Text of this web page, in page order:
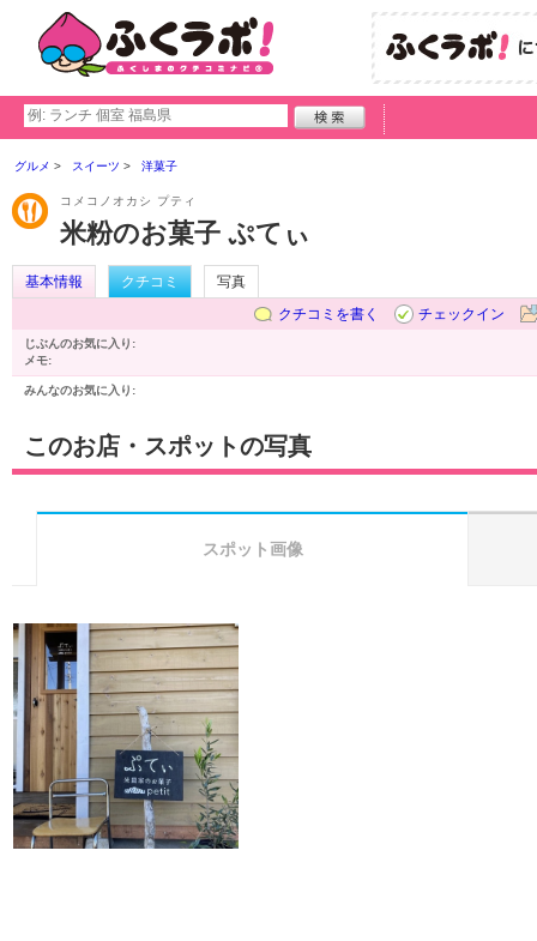
グルメ スイーツ 洋菓子
コメコノオカシ プティ
米粉のお菓子 ぷてぃ
基本情報 クチコミ
写真
クチコミを書く
チェックイン
じぶんのお気に入り:
メモ:
みんなのお気に入り:
このお店・スポットの写真
スポット画像